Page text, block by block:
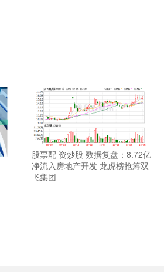
股票配 资炒股 数据复盘：8.72亿
净流入房地产开发 龙虎榜抢筹双
飞集团